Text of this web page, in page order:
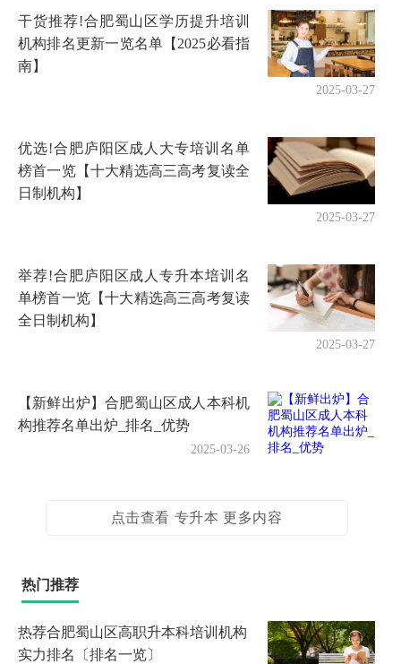
干货推荐!合肥蜀山区学历提升培训
机构排名更新一览名单【2025必看指
南】
2025-03-27
优选!合肥庐阳区成人大专培训名单
榜首一览【十大精选高三高考复读全
日制机构】
2025-03-27
举荐!合肥庐阳区成人专升本培训名
单榜首一览【十大精选高三高考复读
全日制机构】
2025-03-27
【新鲜出炉】合肥蜀山区成人本科机
构推荐名单出炉_排名_优势
2025-03-26
点击查看 专升本 更多内容
热门推荐
热荐合肥蜀山区高职升本科培训机构
实力排名〔排名一览〕